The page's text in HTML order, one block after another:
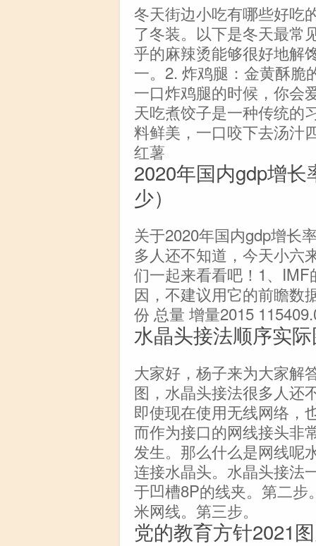
冬天街边小吃有哪些好吃
了冬装。以下是冬天最常
乎的麻辣烫能够很好地解
一。2. 炸鸡腿：金黄酥脆
一口炸鸡腿的时候，你会
天吃煮饺子是一种传统的
料鲜美，一口咬下去汤汁
红薯
2020年国内gdp增
少）
关于2020年国内gdp增长
多人还不知道，今天小六
们一起来看看吧！1、
因，不建议用它的前瞻数
份 总量 增量2015
水晶头接法顺序实
大家好，杨子来为大家解
图，水晶头接法很多人还
即使现在使用无线网络，
而作为接口的网线接头非
发生。那么什么是网线呢
连接水晶头。水晶头接法
于凹槽8P的线夹。第二
米网线。第三步。
党的教育方针2021